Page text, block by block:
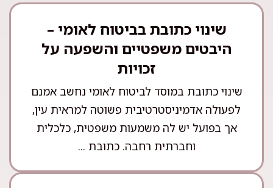
שינוי כתובת בביטוח לאומי –
היבטים משפטיים והשפעה על
זכויות
שינוי כתובת במוסד לביטוח לאומי נחשב אמנם
לפעולה אדמיניסטרטיבית פשוטה למראית עין,
אך בפועל יש לה משמעות משפטית, כלכלית
וחברתית רחבה. כתובת ...